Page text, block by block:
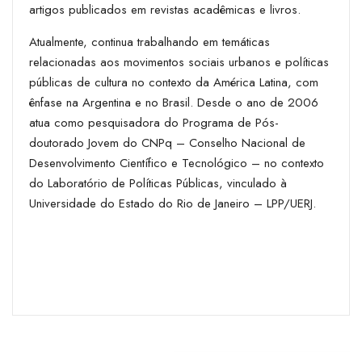
artigos publicados em revistas acadêmicas e livros.
Atualmente, continua trabalhando em temáticas
relacionadas aos movimentos sociais urbanos e políticas
públicas de cultura no contexto da América Latina, com
ênfase na Argentina e no Brasil. Desde o ano de 2006
atua como pesquisadora do Programa de Pós-
doutorado Jovem do CNPq – Conselho Nacional de
Desenvolvimento Científico e Tecnológico – no contexto
do Laboratório de Políticas Públicas, vinculado à
Universidade do Estado do Rio de Janeiro – LPP/UERJ.